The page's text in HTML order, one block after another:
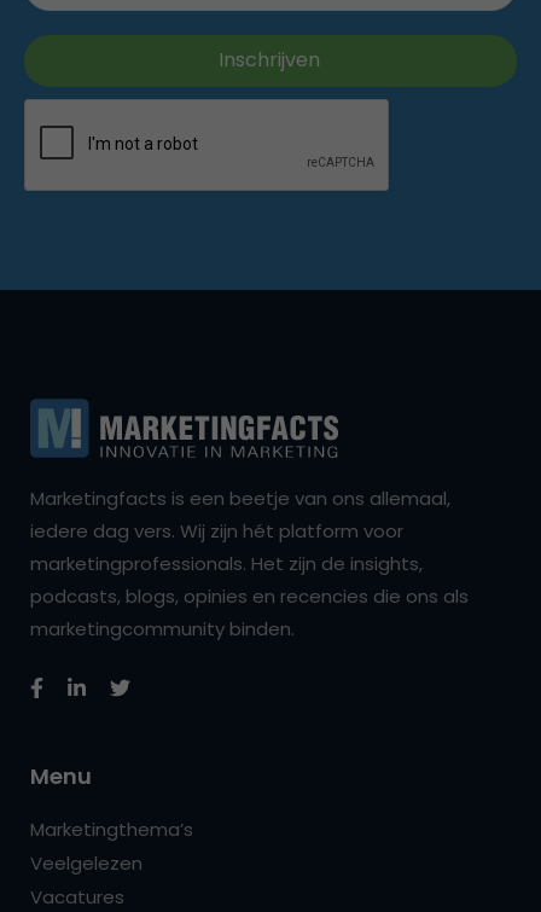
Marketingfacts is een beetje van ons allemaal,
iedere dag vers. Wij zijn hét platform voor
marketingprofessionals. Het zijn de insights,
podcasts, blogs, opinies en recencies die ons als
marketingcommunity binden.
Menu
Marketingthema’s
Veelgelezen
Vacatures